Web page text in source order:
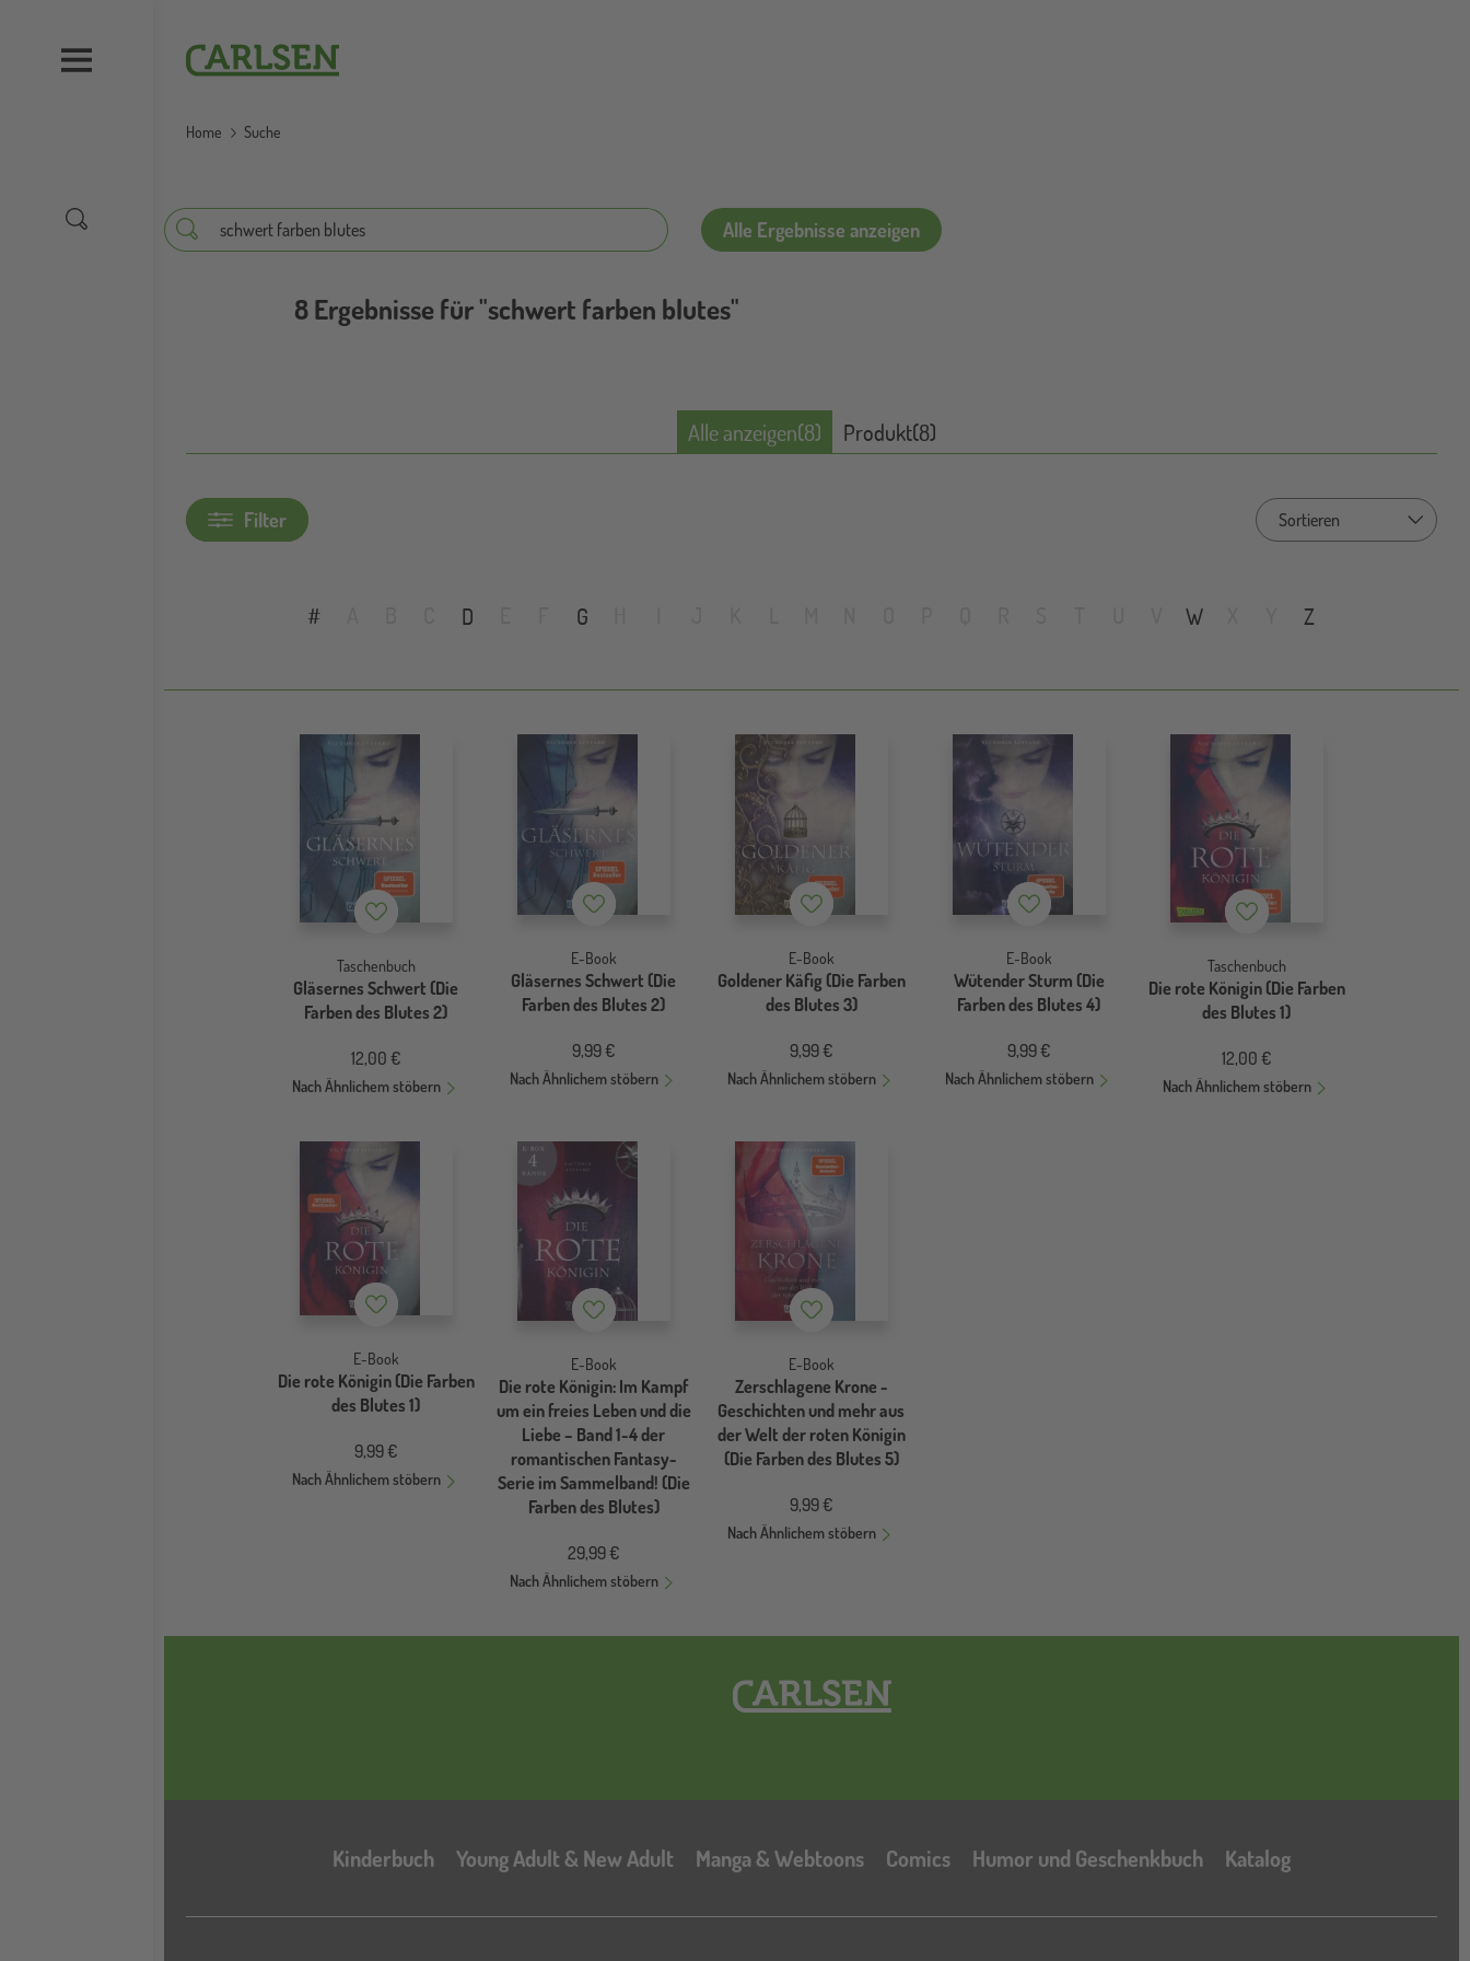
Carlsen
Home Suche
Suche
Suche
8 Ergebnisse für "schwert farben blutes"
Alle anzeigen(8) Produkt(8)
Filter Sort by
# D G W Z
Merkzettel
Taschenbuch
Gläsernes Schwert (Die
Farben des Blutes 2)
12,00 €
Nach Ähnlichem stöbern
Merkzettel
E-Book
Gläsernes Schwert (Die
Farben des Blutes 2)
9,99 €
Nach Ähnlichem stöbern
Merkzettel
E-Book
Goldener Käfig (Die Farben
des Blutes 3)
9,99 €
Nach Ähnlichem stöbern
Merkzettel
E-Book
Wütender Sturm (Die
Farben des Blutes 4)
9,99 €
Nach Ähnlichem stöbern
Merkzettel
Taschenbuch
Die rote Königin (Die Farben
des Blutes 1)
12,00 €
Nach Ähnlichem stöbern
Merkzettel
E-Book
Die rote Königin (Die Farben
des Blutes 1)
9,99 €
Nach Ähnlichem stöbern
Merkzettel
E-Book
Die rote Königin: Im Kampf
um ein freies Leben und die
Liebe – Band 1-4 der
romantischen Fantasy-
Serie im Sammelband! (Die
Farben des Blutes)
29,99 €
Nach Ähnlichem stöbern
Merkzettel
E-Book
Zerschlagene Krone -
Geschichten und mehr aus
der Welt der roten Königin
(Die Farben des Blutes 5)
9,99 €
Nach Ähnlichem stöbern
Hauptnavigation
Kinderbuch Young Adult & New Adult Manga & Webtoons Comics Humor und Geschenkbuch Katalog
Katalog